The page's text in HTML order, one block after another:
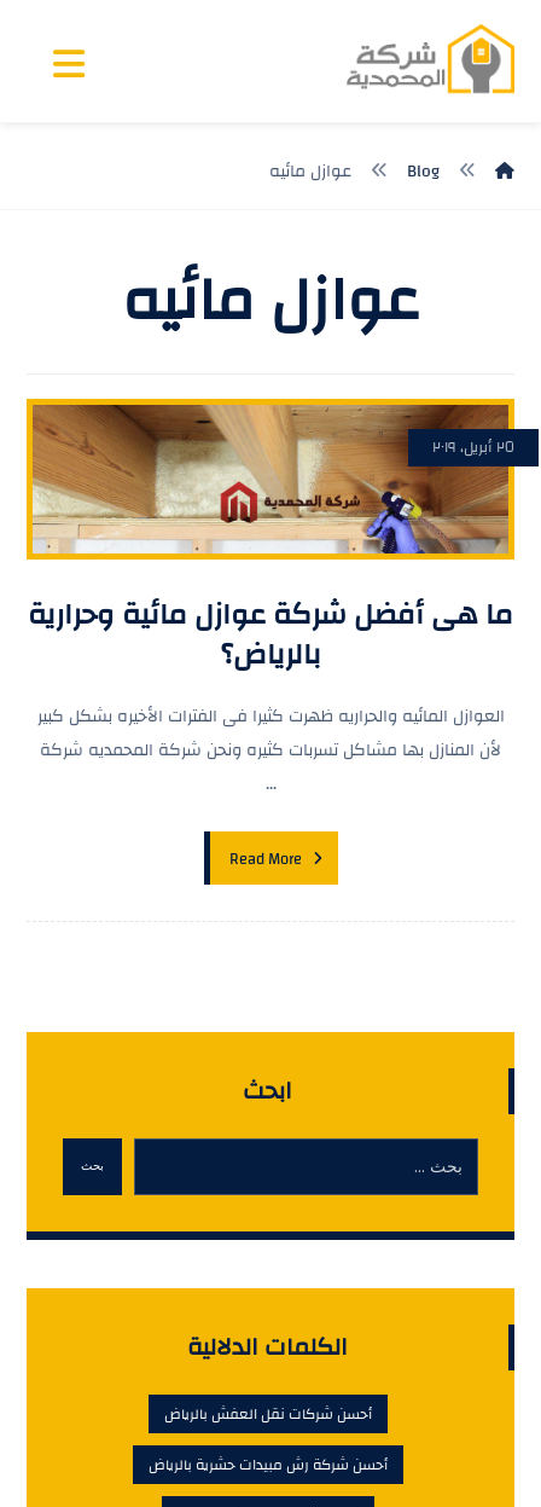
Blog عوازل مائيه
عوازل مائيه
ما هى أفضل شركة عوازل مائية وحرارية
بالرياض؟
٢٥ أبريل، ٢٠١٩
العوازل المائيه والحراريه ظهرت كثيرا فى الفترات الأخيره بشكل كبير
لأن المنازل بها مشاكل تسربات كثيره ونحن شركة المحمديه شركة
...
Read More
ابحث
بحث
الكلمات الدلالية
أحسن شركات نقل العفش بالرياض
أحسن شركة رش مبيدات حشرية بالرياض